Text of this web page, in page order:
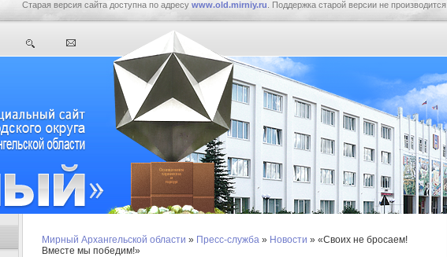
Старая версия сайта доступна по адресу www.old.mirniy.ru . Поддержка старой версии не производится.
Мирный Архангельской области » Пресс-служба » Новости » «Своих не бросаем!
Вместе мы победим!»